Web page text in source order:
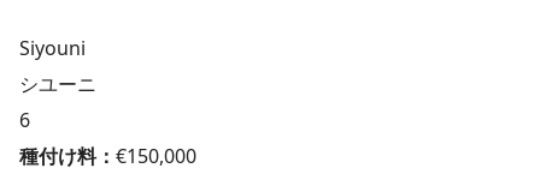
Siyouni
シユーニ
6
種付け料： €150,000